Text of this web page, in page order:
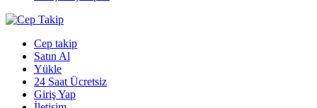
Cep takip
Satın Al
Yükle
24 Saat Ücretsiz
Giriş Yap